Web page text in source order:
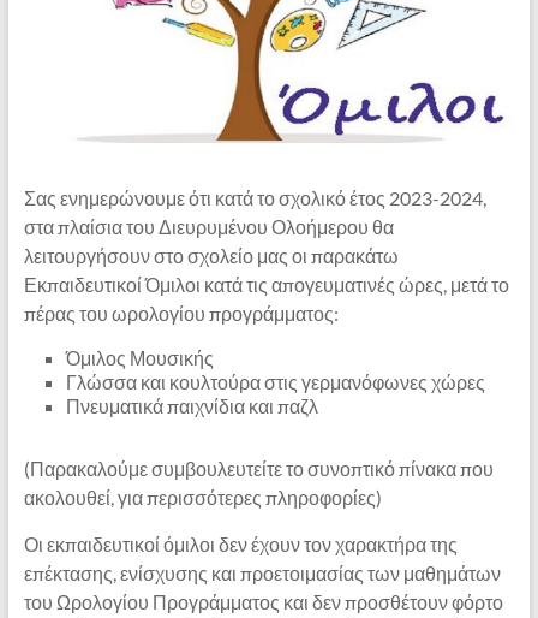
Σας ενημερώνουμε ότι κατά το σχολικό έτος 2023-2024,
στα πλαίσια του Διευρυμένου Ολοήμερου θα
λειτουργήσουν στο σχολείο μας οι παρακάτω
Εκπαιδευτικοί Όμιλοι κατά τις απογευματινές ώρες, μετά το
πέρας του ωρολογίου προγράμματος:
Όμιλος Μουσικής
Γλώσσα και κουλτούρα στις γερμανόφωνες χώρες
Πνευματικά παιχνίδια και παζλ
(Παρακαλούμε συμβουλευτείτε το συνοπτικό πίνακα που
ακολουθεί, για περισσότερες πληροφορίες)
Οι εκπαιδευτικοί όμιλοι δεν έχουν τον χαρακτήρα της
επέκτασης, ενίσχυσης και προετοιμασίας των μαθημάτων
του Ωρολογίου Προγράμματος και δεν προσθέτουν φόρτο